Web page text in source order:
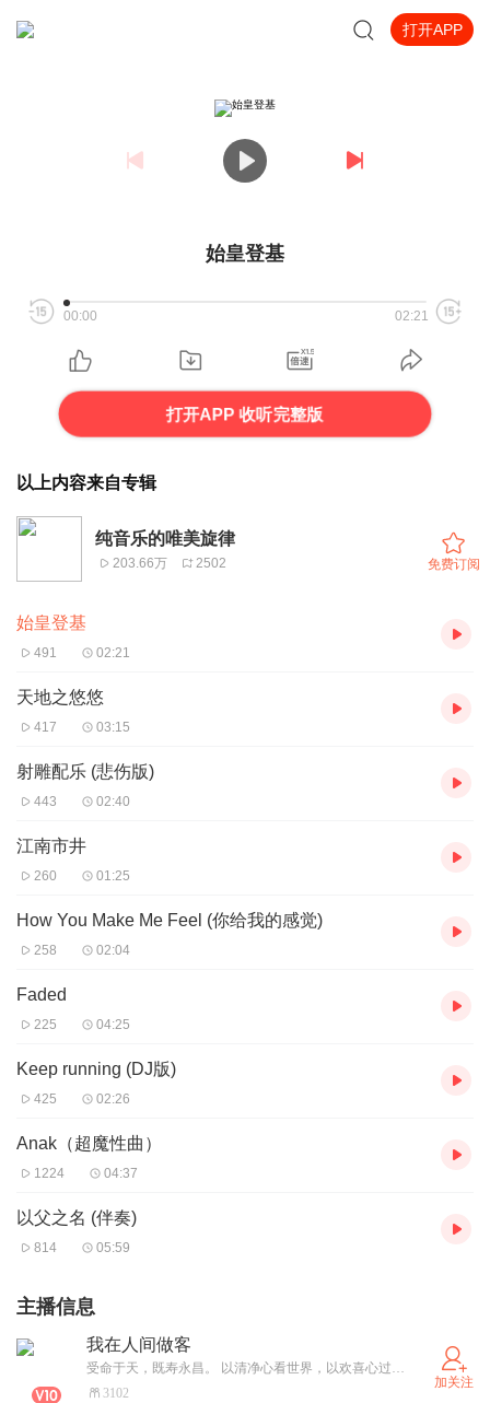
打开APP
始皇登基
00:00 02:21
打开APP 收听完整版
以上内容来自专辑
纯音乐的唯美旋律
203.66万 2502 免费订阅
始皇登基
491 02:21
天地之悠悠
417 03:15
射雕配乐 (悲伤版)
443 02:40
江南市井
260 01:25
How You Make Me Feel (你给我的感觉)
258 02:04
Faded
225 04:25
Keep running (DJ版)
425 02:26
Anak（超魔性曲）
1224 04:37
以父之名 (伴奏)
814 05:59
主播信息
我在人间做客
受命于天，既寿永昌。 以清净心看世界，以欢喜心过生活
3102
加关注